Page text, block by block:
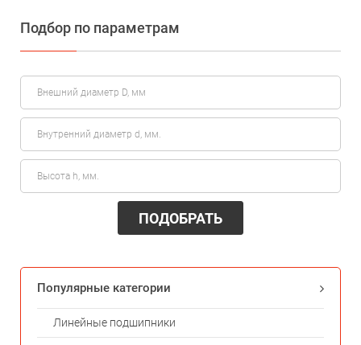
Подбор по параметрам
ПОДОБРАТЬ
Популярные категории
Линейные подшипники